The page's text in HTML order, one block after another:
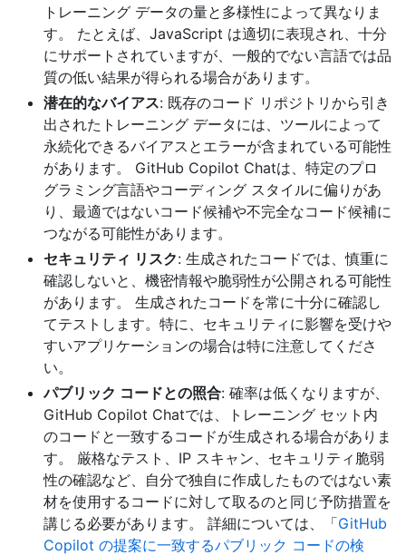
トレーニング データの量と多様性によって異なりま
す。 たとえば、JavaScript は適切に表現され、十分
にサポートされていますが、一般的でない言語では品
質の低い結果が得られる場合があります。
潜在的なバイアス: 既存のコード リポジトリから引き
出されたトレーニング データには、ツールによって
永続化できるバイアスとエラーが含まれている可能性
があります。 GitHub Copilot Chatは、特定のプロ
グラミング言語やコーディング スタイルに偏りがあ
り、最適ではないコード候補や不完全なコード候補に
つながる可能性があります。
セキュリティ リスク: 生成されたコードでは、慎重に
確認しないと、機密情報や脆弱性が公開される可能性
があります。 生成されたコードを常に十分に確認し
てテストします。特に、セキュリティに影響を受けや
すいアプリケーションの場合は特に注意してくださ
い。
パブリック コードとの照合: 確率は低くなりますが、
GitHub Copilot Chatでは、トレーニング セット内
のコードと一致するコードが生成される場合がありま
す。 厳格なテスト、IP スキャン、セキュリティ脆弱
性の確認など、自分で独自に作成したものではない素
材を使用するコードに対して取るのと同じ予防措置を
講じる必要があります。 詳細については、「GitHub
Copilot の提案に一致するパブリック コードの検